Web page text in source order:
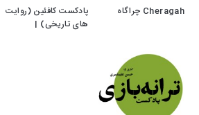
Cheragah چراگاه
پادکست کافئین (روایت
های تاریخی) |